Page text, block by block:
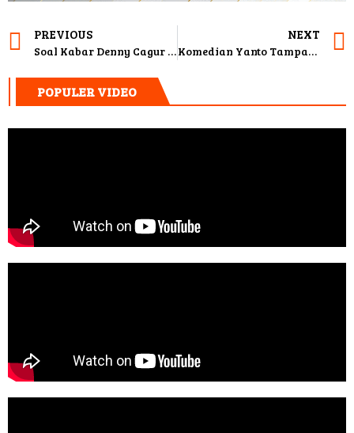
PREVIOUS
Soal Kabar Denny Cagur Mau Poligami, Ini Kata Sang Istri
NEXT
Komedian Yanto Tampan Tutup Usia
POPULER VIDEO